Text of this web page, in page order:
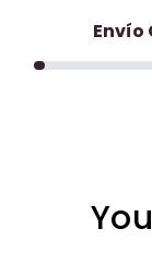
Envío